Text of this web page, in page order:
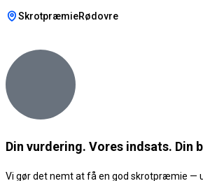
SkrotpræmieRødovre
Din vurdering. Vores indsats. Din
Vi gør det nemt at få en god skrotpræmie —